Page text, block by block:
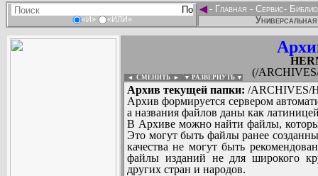
«И» «ИЛИ»
◄- Главная - Сервис-
(/
◄ СМЕНИТЬ ► ▼ РАЗВЕРНУТЬ ▼
Архив текущей папки: /ARCHIVES/
Архив формируется сервером
а названия файлов даны как
В Архиве можно найти файлы,
Это могут быть файлы ранее
качества не могут быть
файлы изданий не для широкого
других стран и народов.